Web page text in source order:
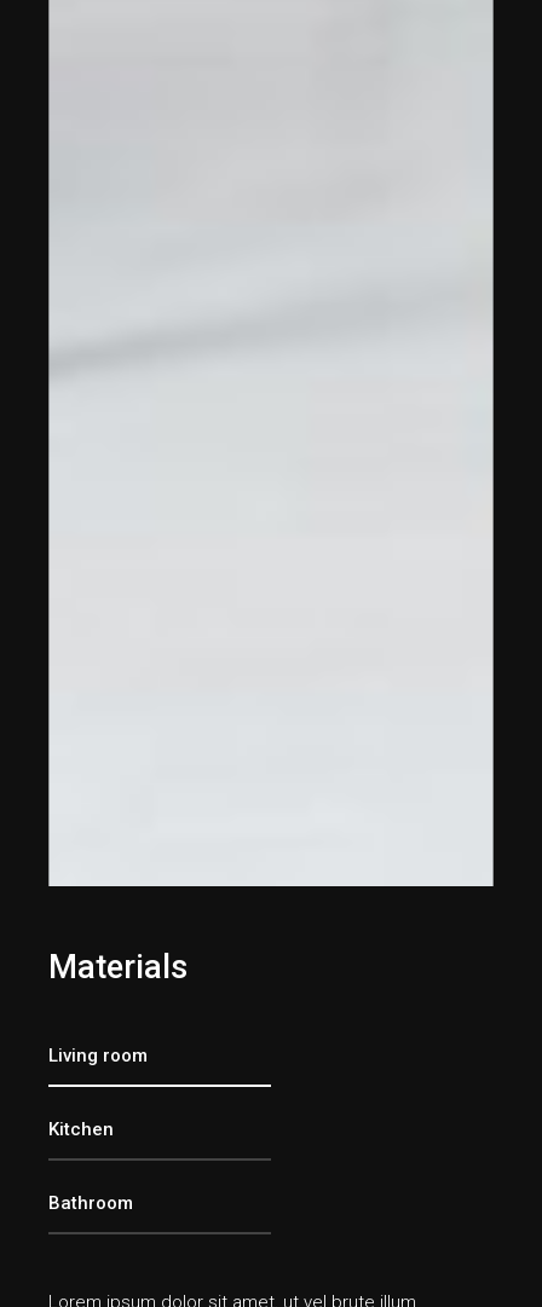
Materials
Living room
Kitchen
Bathroom
Lorem ipsum dolor sit amet, ut vel brute illum